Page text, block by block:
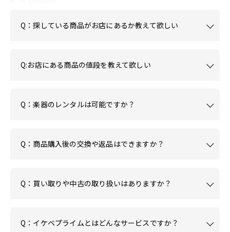
Q：探している商品がお店にあるか教えて欲しい
Q:お店にある商品の値段を教えて欲しい
Q：楽器のレンタルは可能ですか？
Q：商品購入後の交換や返品はできますか？
Q：買い取りや中古の取り扱いはありますか？
Q：イケベプライムとはどんなサービスですか？